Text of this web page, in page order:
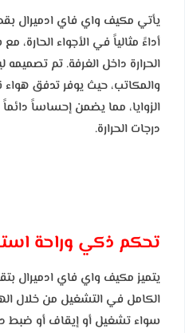
أداءً مثالياً في الأجواء
الحرارة داخل الغرفة. تم
والمكاتب، حيث يوفر تدفق
الزوايا، مما يضمن إحساساً
درجات الحرارة.
تحكم ذكي وراحة
الكامل في التشغيل من خلال
سواء تشغيل أو إيقاف أو ضبط